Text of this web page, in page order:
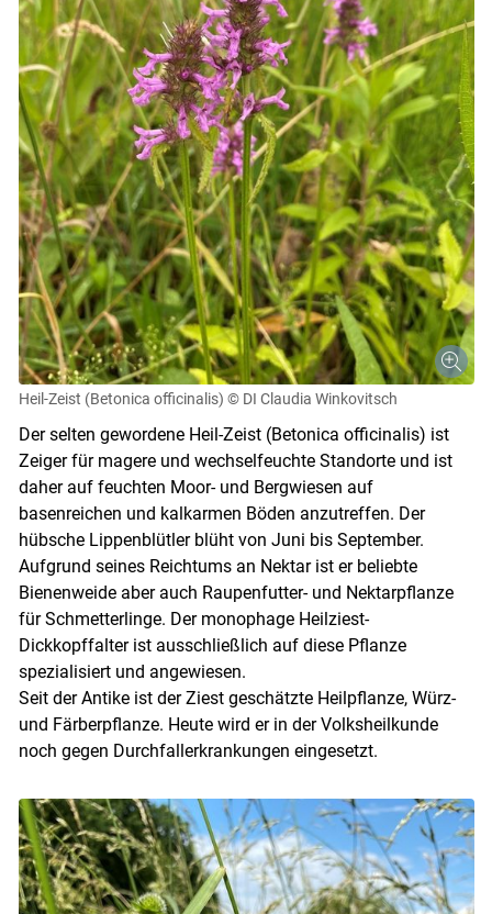
Heil-Zeist (Betonica officinalis) © DI Claudia Winkovitsch
Der selten gewordene Heil-Zeist (Betonica officinalis) ist
Zeiger für magere und wechselfeuchte Standorte und ist
daher auf feuchten Moor- und Bergwiesen auf
basenreichen und kalkarmen Böden anzutreffen. Der
hübsche Lippenblütler blüht von Juni bis September.
Aufgrund seines Reichtums an Nektar ist er beliebte
Bienenweide aber auch Raupenfutter- und Nektarpflanze
für Schmetterlinge. Der monophage Heilziest-
Dickkopffalter ist ausschließlich auf diese Pflanze
spezialisiert und angewiesen.
Seit der Antike ist der Ziest geschätzte Heilpflanze, Würz-
und Färberpflanze. Heute wird er in der Volksheilkunde
noch gegen Durchfallerkrankungen eingesetzt.